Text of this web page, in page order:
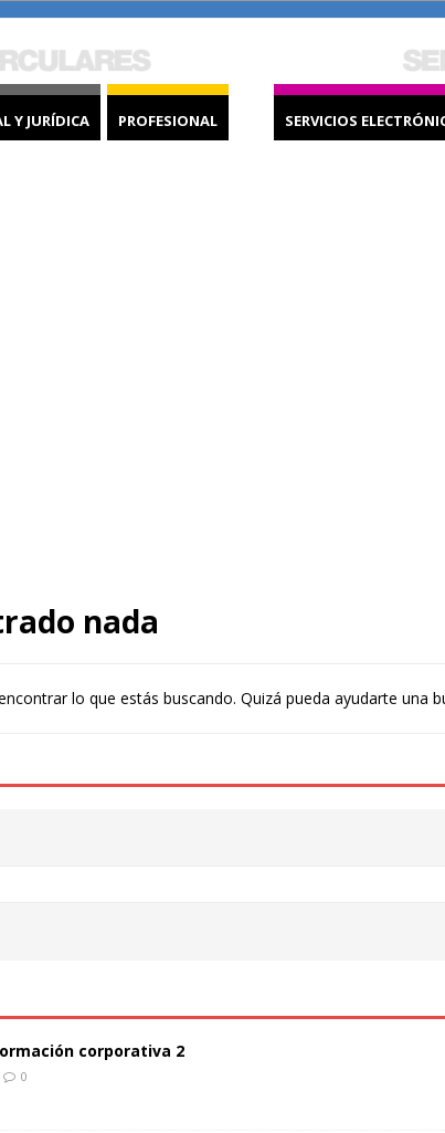
Y JURÍDICA PROFESIONAL SERVICIOS
nada
lo que estás buscando. Quizá pueda ayudarte una
corporativa 2
0